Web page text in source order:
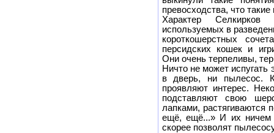
превосходства, что
Характер
используемых в
короткошерстных
персидских кошек и
Они очень терпеливы,
Ничто не может испугать
в дверь, ни пылесос.
проявляют интерес.
подставляют свою
лапками, растягиваются
ещё, ещё...» И их ничем
скорее позволят